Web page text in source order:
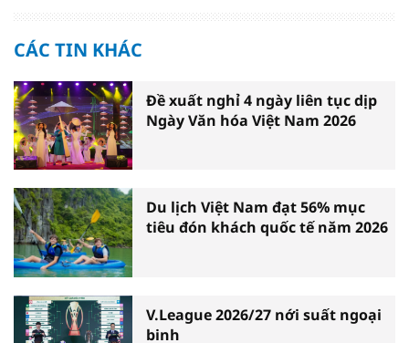
CÁC TIN KHÁC
Đề xuất nghỉ 4 ngày liên tục dịp
Ngày Văn hóa Việt Nam 2026
Du lịch Việt Nam đạt 56% mục
tiêu đón khách quốc tế năm 2026
V.League 2026/27 nới suất ngoại
binh